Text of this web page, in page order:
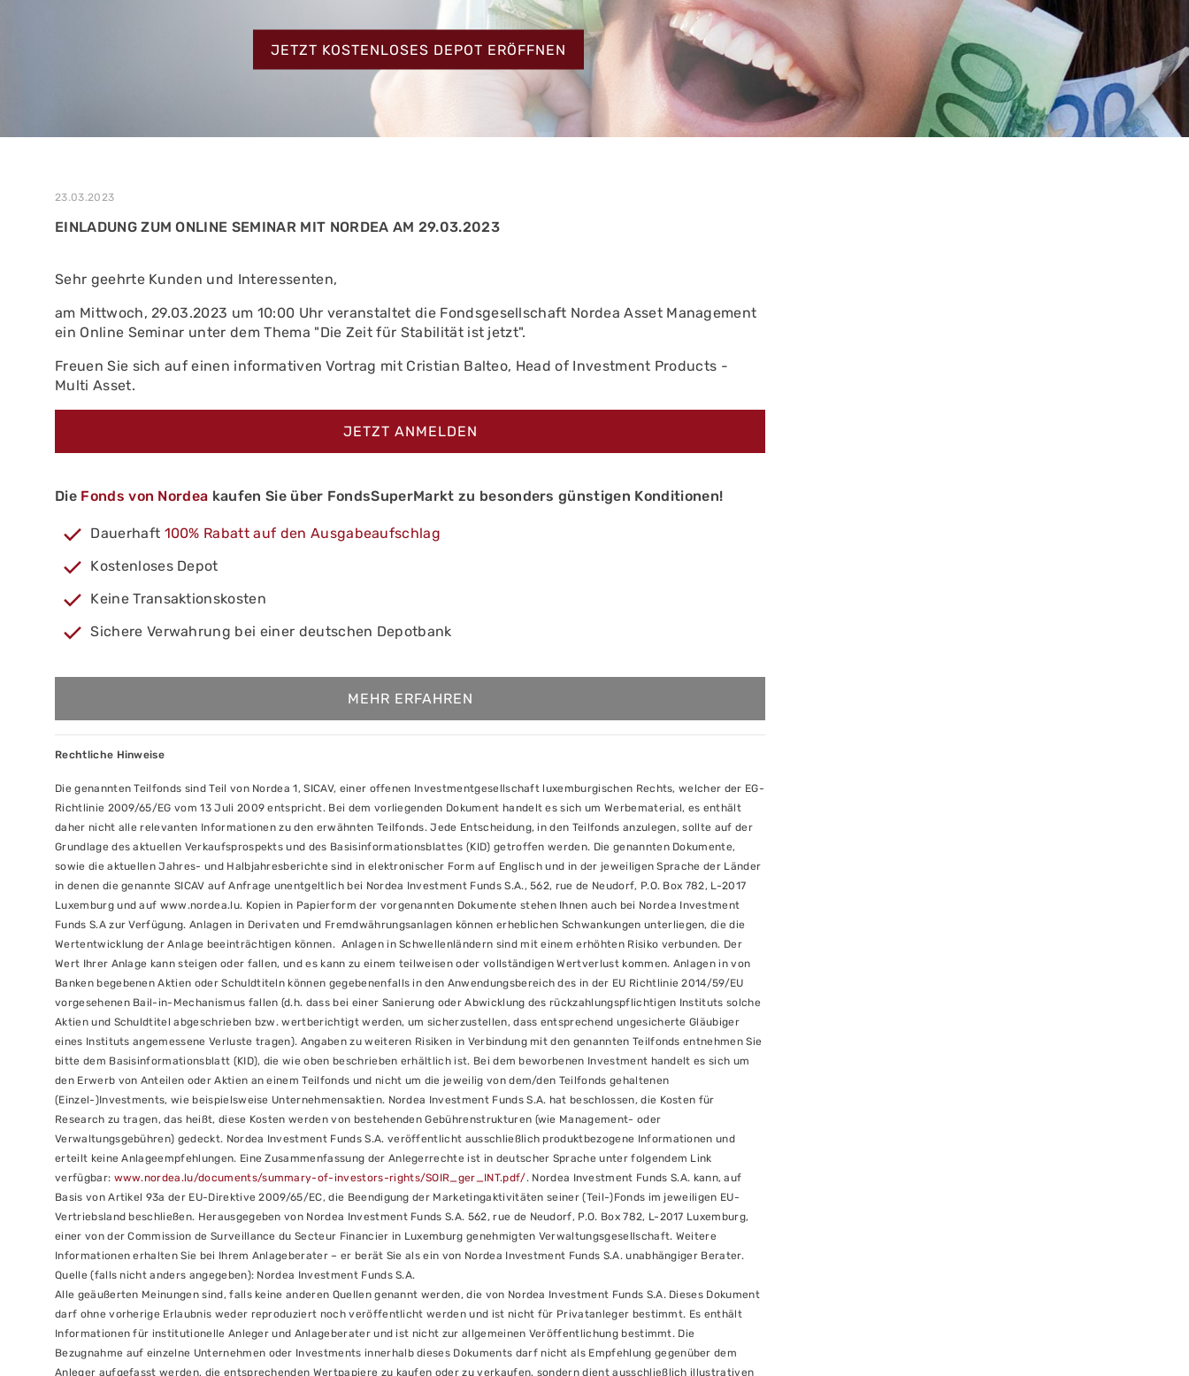
JETZT KOSTENLOSES DEPOT ERÖFFNEN
MEHR ERFAHREN
ZUM TESTBERICHT
MEHR ERFAHREN
23.03.2023
EINLADUNG ZUM ONLINE SEMINAR MIT NORDEA AM 29.03.2023
Sehr geehrte Kunden und Interessenten,
am Mittwoch, 29.03.2023 um 10:00 Uhr veranstaltet die Fondsgesellschaft Nordea Asset Management
ein Online Seminar unter dem Thema "Die Zeit für Stabilität ist jetzt".
Freuen Sie sich auf einen informativen Vortrag mit Cristian Balteo, Head of Investment Products -
Multi Asset.
JETZT ANMELDEN
Die Fonds von Nordea kaufen Sie über FondsSuperMarkt zu besonders günstigen Konditionen!
Dauerhaft 100% Rabatt auf den Ausgabeaufschlag
Kostenloses Depot
Keine Transaktionskosten
Sichere Verwahrung bei einer deutschen Depotbank
MEHR ERFAHREN
Rechtliche Hinweise
Die genannten Teilfonds sind Teil von Nordea 1, SICAV, einer offenen Investmentgesellschaft luxemburgischen Rechts, welcher der EG-
Richtlinie 2009/65/EG vom 13 Juli 2009 entspricht. Bei dem vorliegenden Dokument handelt es sich um Werbematerial, es enthält
daher nicht alle relevanten Informationen zu den erwähnten Teilfonds. Jede Entscheidung, in den Teilfonds anzulegen, sollte auf der
Grundlage des aktuellen Verkaufsprospekts und des Basisinformationsblattes (KID) getroffen werden. Die genannten Dokumente,
sowie die aktuellen Jahres- und Halbjahresberichte sind in elektronischer Form auf Englisch und in der jeweiligen Sprache der Länder
in denen die genannte SICAV auf Anfrage unentgeltlich bei Nordea Investment Funds S.A., 562, rue de Neudorf, P.O. Box 782, L-2017
Luxemburg und auf www.nordea.lu. Kopien in Papierform der vorgenannten Dokumente stehen Ihnen auch bei Nordea Investment
Funds S.A zur Verfügung. Anlagen in Derivaten und Fremdwährungsanlagen können erheblichen Schwankungen unterliegen, die die
Wertentwicklung der Anlage beeinträchtigen können. Anlagen in Schwellenländern sind mit einem erhöhten Risiko verbunden. Der
Wert Ihrer Anlage kann steigen oder fallen, und es kann zu einem teilweisen oder vollständigen Wertverlust kommen. Anlagen in von
Banken begebenen Aktien oder Schuldtiteln können gegebenenfalls in den Anwendungsbereich des in der EU Richtlinie 2014/59/EU
vorgesehenen Bail-in-Mechanismus fallen (d.h. dass bei einer Sanierung oder Abwicklung des rückzahlungspflichtigen Instituts solche
Aktien und Schuldtitel abgeschrieben bzw. wertberichtigt werden, um sicherzustellen, dass entsprechend ungesicherte Gläubiger
eines Instituts angemessene Verluste tragen). Angaben zu weiteren Risiken in Verbindung mit den genannten Teilfonds entnehmen Sie
bitte dem Basisinformationsblatt (KID), die wie oben beschrieben erhältlich ist. Bei dem beworbenen Investment handelt es sich um
den Erwerb von Anteilen oder Aktien an einem Teilfonds und nicht um die jeweilig von dem/den Teilfonds gehaltenen
(Einzel-)Investments, wie beispielsweise Unternehmensaktien. Nordea Investment Funds S.A. hat beschlossen, die Kosten für
Research zu tragen, das heißt, diese Kosten werden von bestehenden Gebührenstrukturen (wie Management- oder
Verwaltungsgebühren) gedeckt. Nordea Investment Funds S.A. veröffentlicht ausschließlich produktbezogene Informationen und
erteilt keine Anlageempfehlungen. Eine Zusammenfassung der Anlegerrechte ist in deutscher Sprache unter folgendem Link
verfügbar: www.nordea.lu/documents/summary-of-investors-rights/SOIR_ger_INT.pdf/. Nordea Investment Funds S.A. kann, auf
Basis von Artikel 93a der EU-Direktive 2009/65/EC, die Beendigung der Marketingaktivitäten seiner (Teil-)Fonds im jeweiligen EU-
Vertriebsland beschließen. Herausgegeben von Nordea Investment Funds S.A. 562, rue de Neudorf, P.O. Box 782, L-2017 Luxemburg,
einer von der Commission de Surveillance du Secteur Financier in Luxemburg genehmigten Verwaltungsgesellschaft. Weitere
Informationen erhalten Sie bei Ihrem Anlageberater – er berät Sie als ein von Nordea Investment Funds S.A. unabhängiger Berater.
Quelle (falls nicht anders angegeben): Nordea Investment Funds S.A.
Alle geäußerten Meinungen sind, falls keine anderen Quellen genannt werden, die von Nordea Investment Funds S.A. Dieses Dokument
darf ohne vorherige Erlaubnis weder reproduziert noch veröffentlicht werden und ist nicht für Privatanleger bestimmt. Es enthält
Informationen für institutionelle Anleger und Anlageberater und ist nicht zur allgemeinen Veröffentlichung bestimmt. Die
Bezugnahme auf einzelne Unternehmen oder Investments innerhalb dieses Dokuments darf nicht als Empfehlung gegenüber dem
Anleger aufgefasst werden, die entsprechenden Wertpapiere zu kaufen oder zu verkaufen, sondern dient ausschließlich illustrativen